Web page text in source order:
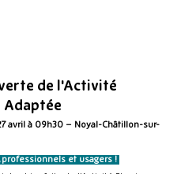
de l'Activité
Adaptée
avril à 09h30 – Noyal-Châtillon-sur-
professionnels et usagers !